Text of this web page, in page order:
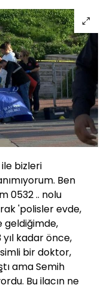
bizleri
Ben
0532 .. nolu
'polisler evde,
geldiğimde,
kadar önce,
bir doktor,
ama Semih
Bu ilacın ne